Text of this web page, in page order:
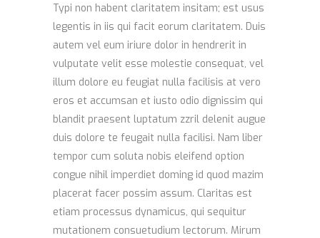
Typi non habent claritatem insitam; est usus
legentis in iis qui facit eorum claritatem. Duis
autem vel eum iriure dolor in hendrerit in
vulputate velit esse molestie consequat, vel
illum dolore eu feugiat nulla facilisis at vero
eros et accumsan et iusto odio dignissim qui
blandit praesent luptatum zzril delenit augue
duis dolore te feugait nulla facilisi. Nam liber
tempor cum soluta nobis eleifend option
congue nihil imperdiet doming id quod mazim
placerat facer possim assum. Claritas est
etiam processus dynamicus, qui sequitur
mutationem consuetudium lectorum. Mirum